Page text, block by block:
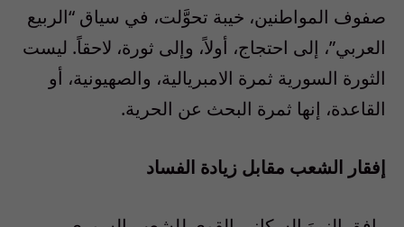
صفوف المواطنين، خيبة تحوَّلت، في سياق “الربيع
العربي”، إلى احتجاج، أولاً، وإلى ثورة، لاحقاً. ليست
الثورة السورية ثمرة الامبريالية، والصهيونية، أو
القاعدة، إنها ثمرة البحث عن الحرية.
إفقار الشعب مقابل زيادة الفساد